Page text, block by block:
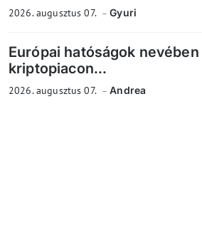
2026. augusztus 07. Gyuri
Európai hatóságok
kriptopiacon...
2026. augusztus 07. Andrea